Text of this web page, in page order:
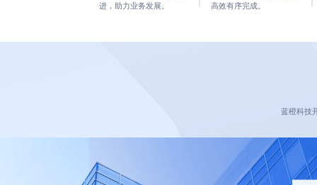
进，助力业务发展。
高效有序完成。
蓝橙科技